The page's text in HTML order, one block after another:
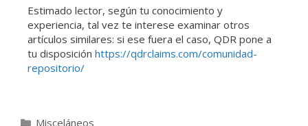
Estimado lector, según tu conocimiento y
experiencia, tal vez te interese examinar otros
artículos similares: si ese fuera el caso, QDR pone a
tu disposición https://qdrclaims.com/comunidad-
repositorio/
Misceláneos